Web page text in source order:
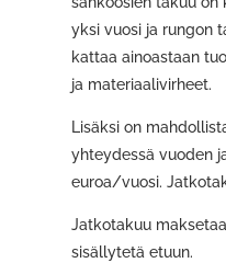
yksi vuosi ja rungon
kattaa ainoastaan
ja materiaalivirheet.
Lisäksi on
yhteydessä vuoden
euroa/vuosi.
Jatkotakuu
sisällytetä etuun.